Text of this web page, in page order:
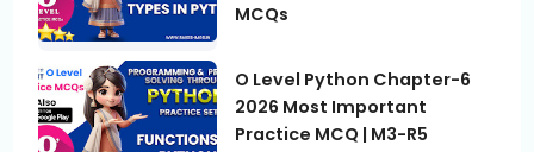
MCQs
O Level Python Chapter-6
2026 Most Important
Practice MCQ | M3-R5